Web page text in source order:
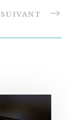
SUIVANT